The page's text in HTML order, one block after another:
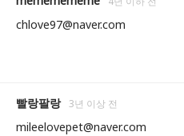
chlove97@naver.com
빨랑팔랑 3년 이상 전
mileelovepet@naver.com